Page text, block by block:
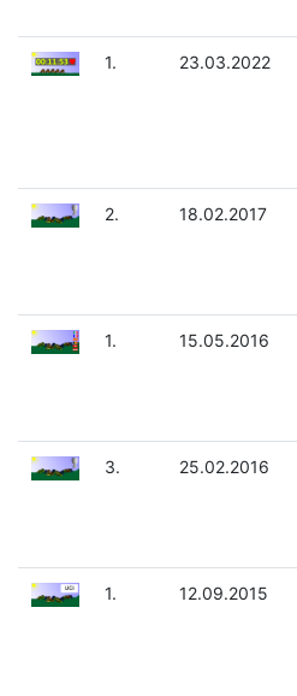
1. 23.03.2022
2. 18.02.2017
1. 15.05.2016
3. 25.02.2016
1. 12.09.2015